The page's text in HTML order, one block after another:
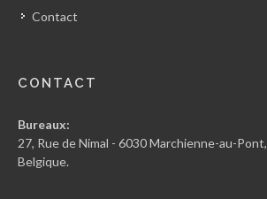
Contact
CONTACT
Bureaux:
27, Rue de Nimal - 6030 Marchienne-au-Pont,
Belgique.